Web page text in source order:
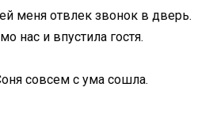
меня отвлек звонок в дверь.
нас и впустила гостя.
совсем с ума сошла.